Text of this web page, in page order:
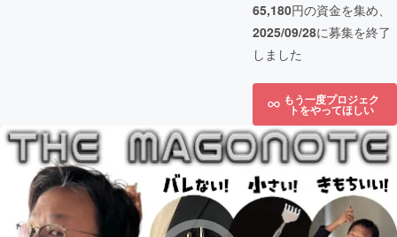
65,180円の資金を集め、
2025/09/28に募集を終了
しました
もう一度プロジェク
トをやってほしい